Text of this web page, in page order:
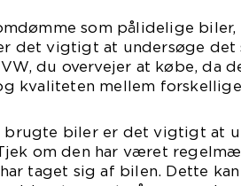
som pålidelige biler,
det vigtigt at undersøge det
du overvejer at købe, da
kvaliteten mellem
brugte biler er det vigtigt at
om den har været
taget sig af bilen. Dette